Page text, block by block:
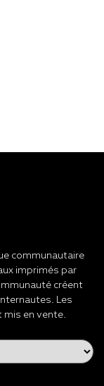
communautaire
imprimés par
créent
Les
mis en vente.